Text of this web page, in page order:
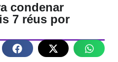
condenar
7 réus por